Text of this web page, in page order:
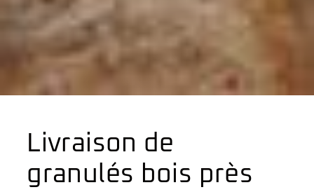
Livraison de
granulés bois près